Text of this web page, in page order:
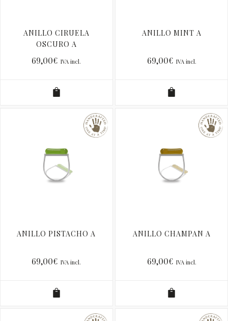
ANILLO CIRUELA
OSCURO A
69,00€ IVA incl.
ANILLO MINT A
69,00€ IVA incl.
ANILLO PISTACHO A
69,00€ IVA incl.
ANILLO CHAMPAN A
69,00€ IVA incl.